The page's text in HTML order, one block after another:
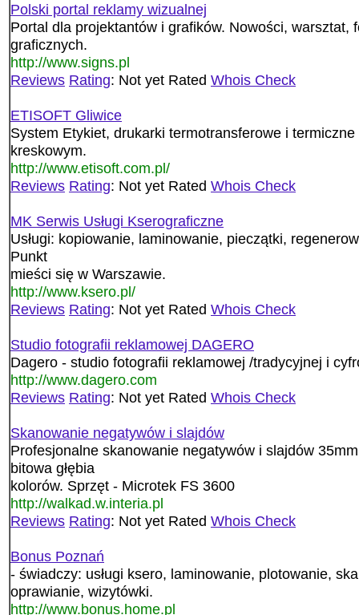
Polski portal reklamy wizualnej
Portal dla projektantów i grafików. Nowości, warsztat,
graficznych.
http://www.signs.pl
Reviews Rating: Not yet Rated Whois Check
ETISOFT Gliwice
System Etykiet, drukarki termotransferowe i
kreskowym.
http://www.etisoft.com.pl/
Reviews Rating: Not yet Rated Whois Check
MK Serwis Usługi Kserograficzne
Usługi: kopiowanie, laminowanie, pieczątki,
Punkt
mieści się w Warszawie.
http://www.ksero.pl/
Reviews Rating: Not yet Rated Whois Check
Studio fotografii reklamowej DAGERO
Dagero - studio fotografii reklamowej /tradycyjnej i
http://www.dagero.com
Reviews Rating: Not yet Rated Whois Check
Skanowanie negatywów i slajdów
Profesjonalne skanowanie negatywów i slajdów
bitowa głębia
kolorów. Sprzęt - Microtek FS 3600
http://walkad.w.interia.pl
Reviews Rating: Not yet Rated Whois Check
Bonus Poznań
- świadczy: usługi ksero, laminowanie, plotowanie,
oprawianie, wizytówki.
http://www.bonus.home.pl